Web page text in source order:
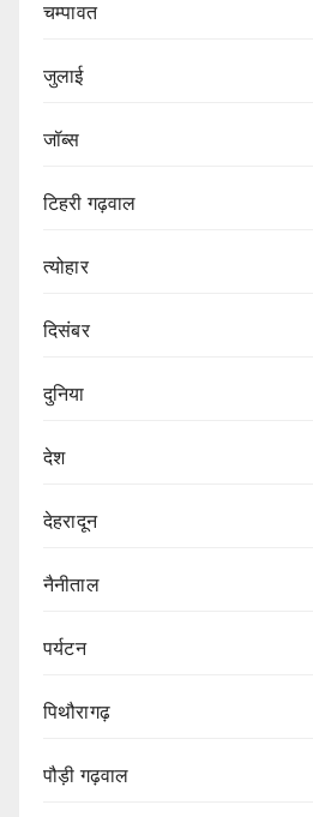
चम्पावत
जुलाई
जॉब्स
टिहरी गढ़वाल
त्योहार
दिसंबर
दुनिया
देश
देहरादून
नैनीताल
पर्यटन
पिथौरागढ़
पौड़ी गढ़वाल